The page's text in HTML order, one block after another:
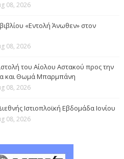
08, 2026
«Εντολή Άνωθεν» στον
08, 2026
του Αίολου Αστακού προς την
και Θωμά Μπαρμπάνη
08, 2026
Ιστιοπλοϊκή Εβδομάδα Ιονίου
08, 2026